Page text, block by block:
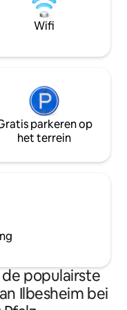
nieuw. 🖤
Wifi
parkeren op
het terrein
populairste
Ilbesheim bei